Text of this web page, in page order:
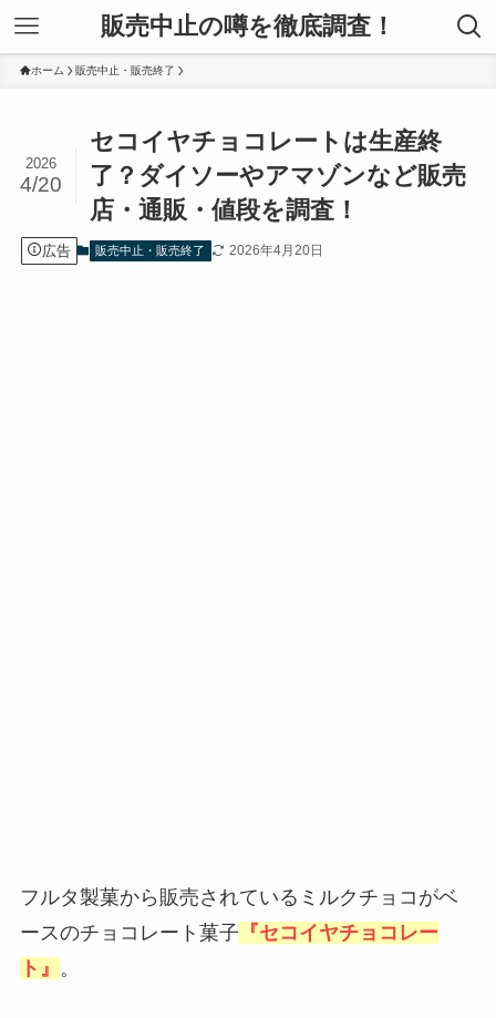
販売中止の噂を徹底調査！
ホーム 販売中止・販売終了
セコイヤチョコレートは生産終
了？ダイソーやアマゾンなど販売
店・通販・値段を調査！
2026
4/20
広告 販売中止・販売終了 2026年4月20日
フルタ製菓から販売されているミルクチョコがベ
ースのチョコレート菓子 『セコイヤチョコレー
ト』 。